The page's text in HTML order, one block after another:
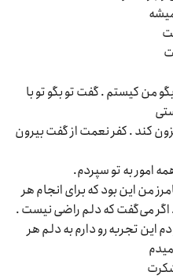
من کیستم . گفت تو بگو تو با
کند . کفر نعمت از گفت بیرون
امور به تو سپردم.
من این بود که برای انجام هر
. اگر می‌گفت که دلم راضی نیست .
این تجربه رو دارم به دلم هر